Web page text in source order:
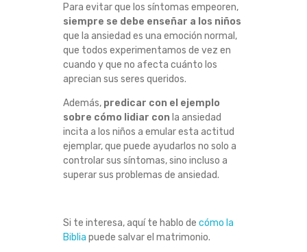
Para evitar que los síntomas empeoren,
siempre se debe enseñar a los niños
que la ansiedad es una emoción normal,
que todos experimentamos de vez en
cuando y que no afecta cuánto los
aprecian sus seres queridos.
Además, predicar con el ejemplo
sobre cómo lidiar con la ansiedad
incita a los niños a emular esta actitud
ejemplar, que puede ayudarlos no solo a
controlar sus síntomas, sino incluso a
superar sus problemas de ansiedad.
Si te interesa, aquí te hablo de cómo la
Biblia puede salvar el matrimonio.